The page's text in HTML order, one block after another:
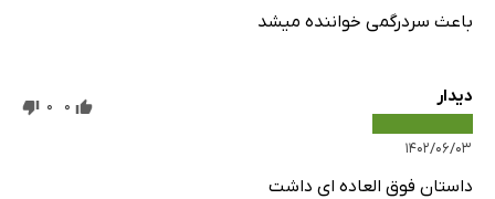
باعث سردرگمی خواننده میشد
ديدار
۱۴۰۲/۰۶/۰۳
0
0
داستان فوق العاده اى داشت